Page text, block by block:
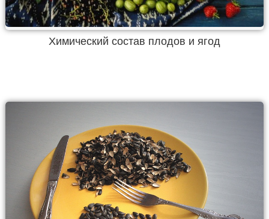
Химический состав плодов и ягод